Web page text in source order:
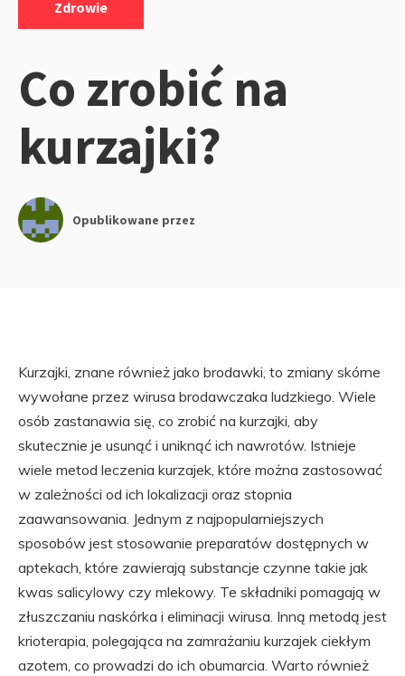
Zdrowie
Co zrobić na
kurzajki?
Opublikowane przez
Kurzajki, znane również jako brodawki, to zmiany skórne
wywołane przez wirusa brodawczaka ludzkiego. Wiele
osób zastanawia się, co zrobić na kurzajki, aby
skutecznie je usunąć i uniknąć ich nawrotów. Istnieje
wiele metod leczenia kurzajek, które można zastosować
w zależności od ich lokalizacji oraz stopnia
zaawansowania. Jednym z najpopularniejszych
sposobów jest stosowanie preparatów dostępnych w
aptekach, które zawierają substancje czynne takie jak
kwas salicylowy czy mlekowy. Te składniki pomagają w
złuszczaniu naskórka i eliminacji wirusa. Inną metodą jest
krioterapia, polegająca na zamrażaniu kurzajek ciekłym
azotem, co prowadzi do ich obumarcia. Warto również